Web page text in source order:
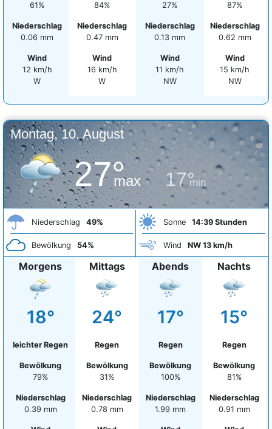
61%
Niederschlag
0.06 mm
Wind
12 km/h
W
84%
Niederschlag
0.47 mm
Wind
16 km/h
W
27%
Niederschlag
0.13 mm
Wind
11 km/h
NW
87%
Niederschlag
0.62 mm
Wind
15 km/h
NW
Montag, 10. August
27°
max 17°
min
Niederschlag 49%
Bewölkung 54%
Sonne 14:39 Stunden
Wind NW 13 km/h
Morgens
18°
leichter Regen
Bewölkung
79%
Niederschlag
0.39 mm
Mittags
24°
Regen
Bewölkung
31%
Niederschlag
0.78 mm
Abends
17°
Regen
Bewölkung
100%
Niederschlag
1.99 mm
Nachts
15°
Regen
Bewölkung
81%
Niederschlag
0.91 mm